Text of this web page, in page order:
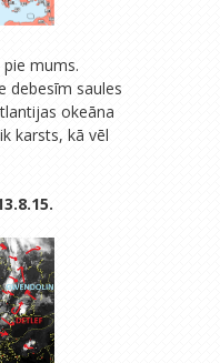
mums.
debesīm saules
okeāna
karsts, kā vēl